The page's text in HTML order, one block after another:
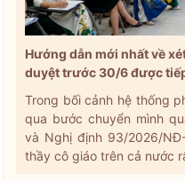
Hướng dẫn mới nhất về
duyệt trước 30/6 được
Trong bối cảnh hệ thống
qua bước chuyển mình
và Nghị định 93/2026/
thầy cô giáo trên cả nước